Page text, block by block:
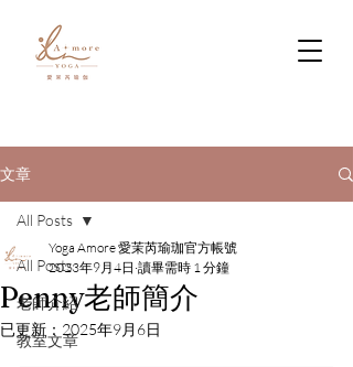
文章
All Posts
老師介紹
教室文章
All Posts
Penny老師簡介
Yoga Amore 愛茉芮瑜珈官方帳號
2023年9月4日 讀畢需時 1 分鐘
已更新： 2025年9月6日